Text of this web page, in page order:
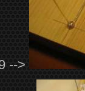
-->